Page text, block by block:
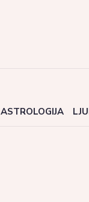
ASTROLOGIJA